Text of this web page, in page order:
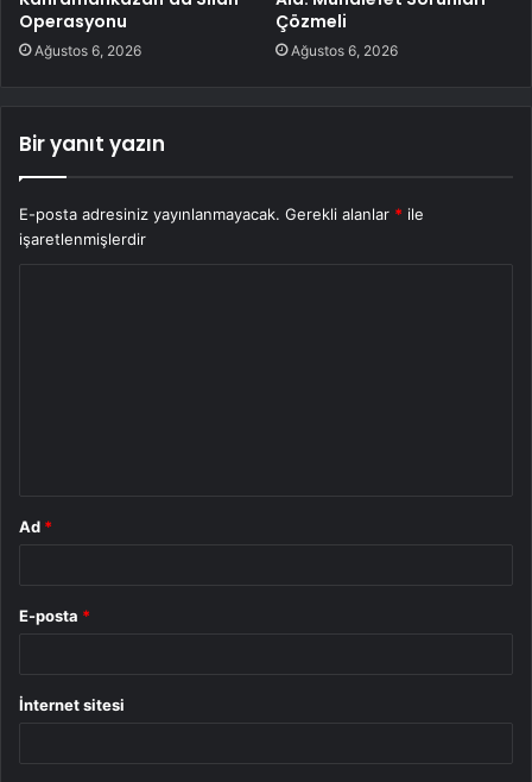
Operasyonu
Ağustos 6, 2026
Çözmeli
Ağustos 6, 2026
Bir yanıt yazın
E-posta adresiniz yayınlanmayacak. Gerekli alanlar * ile
işaretlenmişlerdir
Ad *
E-posta *
İnternet sitesi